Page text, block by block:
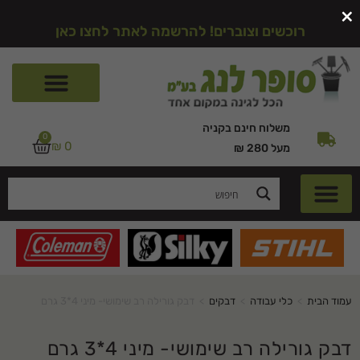
רוכשים וצוברים! להרשמה לאתר לחצו כאן
משלוח חינם בקניה
מעל 280 ₪
₪ 0
0
עמוד הבית כלי עבודה דבקים
דבק גורילה רב שימושי- מיני 4*3 גרם
×